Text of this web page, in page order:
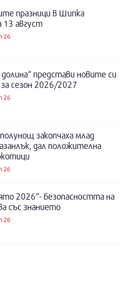
празници в Шипка
13 август
26
представи новите си
сезон 2026/2027
26
закопчаха млад
дал положителна
26
2026“- безопасността на
със знанието
26